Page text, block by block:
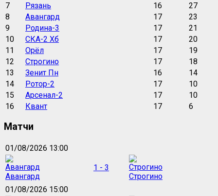
7
Рязань 16
27
8
Авангард 17
23
9
Родина-3 17
21
10
СКА-2 Хб 17
20
11
Орёл 17
19
12
Строгино 17
18
13
Зенит Пн 16
14
14
Ротор-2 17
10
15
Арсенал-2 17
10
16
Квант 17 6
Матчи
01/08/2026 13:00
Авангард
1 - 3
Строгино
01/08/2026 15:00